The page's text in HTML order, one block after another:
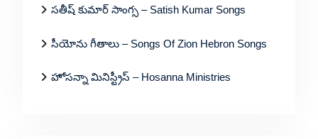
సతీష్ కుమార్ సాంగ్స – Satish Kumar Songs
సీయోను గీతాలు – Songs Of Zion Hebron Songs
హోసన్నా మినిస్ట్రీస్ – Hosanna Ministries